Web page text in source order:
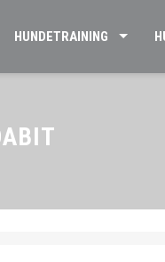
HUNDETRAINING